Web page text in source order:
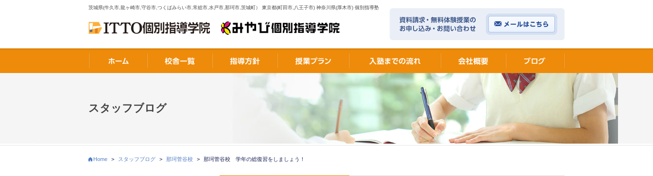
茨城県(牛久市,龍ヶ崎市,守谷市,つくばみらい市,常総市,水戸市,那珂市,茨城町） 東京都(町田市,八王子市) 神奈川県(厚木市) 個別指導塾
スタッフブログ
Home > スタッフブログ > 那珂菅谷校 > 那珂菅谷校 学年の総復習をしましょう！